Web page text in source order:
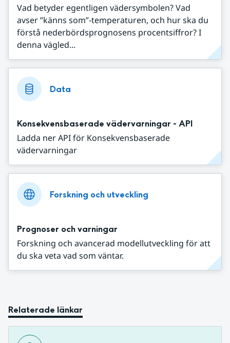
Vad betyder egentligen vädersymbolen? Vad
avser ”känns som”-temperaturen, och hur ska du
förstå nederbördsprognosens procentsiffror? I
denna vägled...
Data
Konsekvensbaserade vädervarningar - API
Ladda ner API för Konsekvensbaserade
vädervarningar
Forskning och utveckling
Prognoser och varningar
Forskning och avancerad modellutveckling för att
du ska veta vad som väntar.
Relaterade länkar